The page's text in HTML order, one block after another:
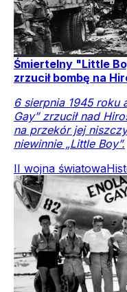
Śmiertelny "Little
zrzucił bombę na
6 sierpnia 1945 roku
Gay” zrzucił nad
na przekór jej
niewinnie „Little Boy”.
II wojna światowa